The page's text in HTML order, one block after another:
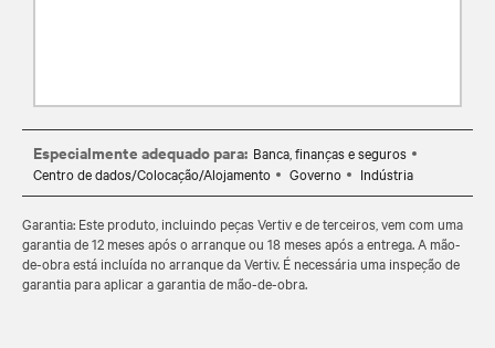
Especialmente adequado para: Banca, finanças e seguros
Centro de dados/Colocação/Alojamento
Governo Indústria
Garantia: Este produto, incluindo peças Vertiv e de terceiros, vem com uma
garantia de 12 meses após o arranque ou 18 meses após a entrega. A mão-
de-obra está incluída no arranque da Vertiv. É necessária uma inspeção de
garantia para aplicar a garantia de mão-de-obra.